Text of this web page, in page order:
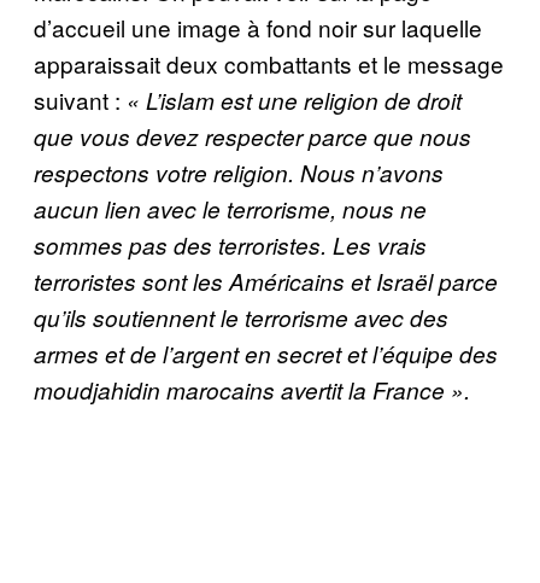
d’accueil une image à fond noir sur laquelle
apparaissait deux combattants et le message
suivant : « L’islam est une religion de droit
que vous devez respecter parce que nous
respectons votre religion. Nous n’avons
aucun lien avec le terrorisme, nous ne
sommes pas des terroristes. Les vrais
terroristes sont les Américains et Israël parce
qu’ils soutiennent le terrorisme avec des
armes et de l’argent en secret et l’équipe des
moudjahidin marocains avertit la France ».